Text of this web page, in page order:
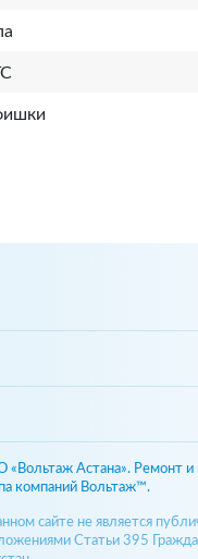
Астана». Ремонт и
компаний Вольтаж™.
сайте не является
Статьи 395